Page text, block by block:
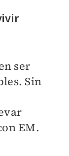
ser
Sin
EM.